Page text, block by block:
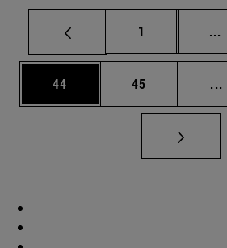
Página
1 ...
Página
44 Página
45 ...